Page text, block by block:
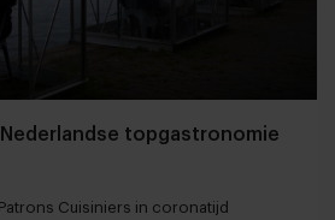
topgastronomie
Cuisiniers in coronatijd